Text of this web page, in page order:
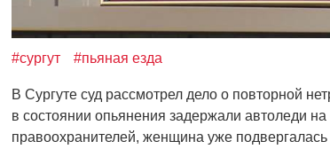
#сургут #пьяная езда
В Сургуте суд рассмотрел дело о повторной
в состоянии опьянения задержали автоледи на
правоохранителей, женщина уже подвергалась